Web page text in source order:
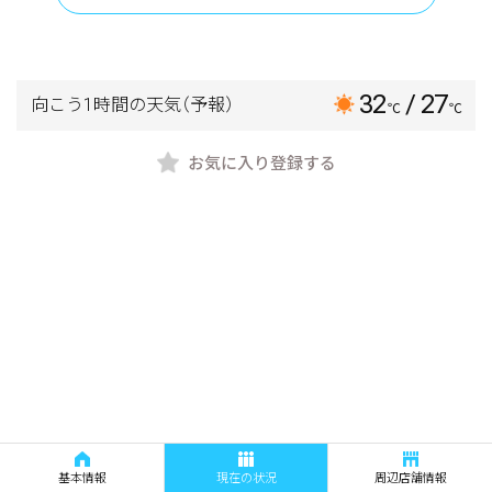
向こう1時間の天気（予報） 32℃ / 27℃
お気に入り登録する
基本情報 現在の状況 周辺店舗情報